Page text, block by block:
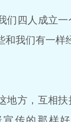
四人成立一
和我们有一样
地方，互相扶